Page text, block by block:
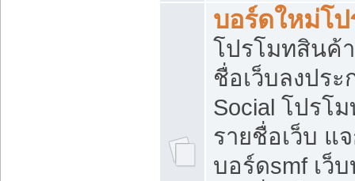
บอร์ดใหม่โ
โปรโมทสินค้
ชื่อเว็บลงปร
Social โปรโ
รายชื่อเว็บ แ
บอร์ดsmf เว็